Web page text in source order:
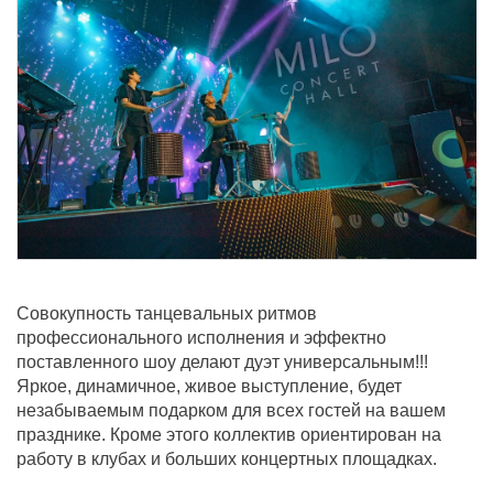
Совокупность танцевальных ритмов
профессионального исполнения и эффектно
поставленного шоу делают дуэт универсальным!!!
Яркое, динамичное, живое выступление, будет
незабываемым подарком для всех гостей на вашем
празднике. Кроме этого коллектив ориентирован на
работу в клубах и больших концертных площадках.